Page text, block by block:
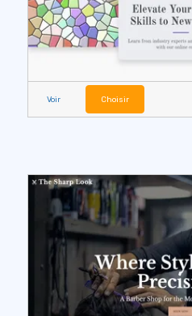
Voir Choisir